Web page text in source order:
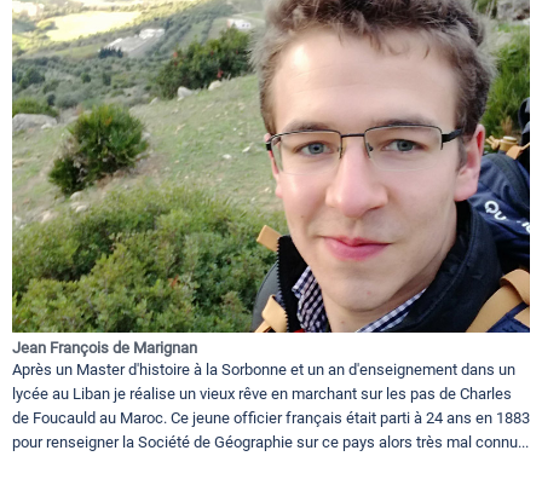
Jean François de Marignan
Après un Master d'histoire à la Sorbonne et un an d'enseignement dans un
lycée au Liban je réalise un vieux rêve en marchant sur les pas de Charles
de Foucauld au Maroc. Ce jeune officier français était parti à 24 ans en 1883
pour renseigner la Société de Géographie sur ce pays alors très mal connu...